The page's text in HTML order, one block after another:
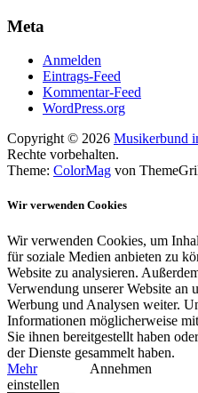
Meta
Anmelden
Eintrags-Feed
Kommentar-Feed
WordPress.org
Copyright © 2026 Musikerbund
Rechte vorbehalten.
Theme: ColorMag von
Wir verwenden Cookies
Wir verwenden Cookies, um
für soziale Medien anbieten zu
Website zu analysieren.
Verwendung unserer Website an
Werbung und Analysen weiter.
Informationen möglicherweise
Sie ihnen bereitgestellt haben
der Dienste gesammelt haben.
Mehr
Annehmen
einstellen